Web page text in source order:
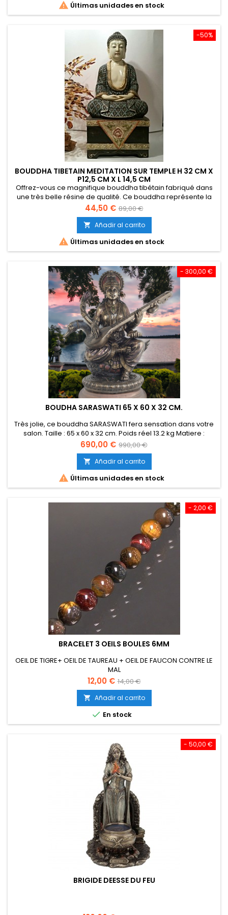
 Últimas unidades en stock
-50%
BOUDDHA TIBETAIN MEDITATION SUR TEMPLE H 32 CM X
P12,5 CM X L 14,5 CM
Offrez-vous ce magnifique bouddha tibétain fabriqué dans
une très belle résine de qualité. Ce bouddha représente la
méditaion.Hauteur : 32 cm Largeur : 14,5 cm Profondeur :12,5
cm La photo représente 1 arbre en ambre qui sert juste de
support photo, il n'est pas vendu avec la statuette.
Precio
44,50 € Precio
base
89,00 €
 Añadir al carrito
 Últimas unidades en stock
- 300,00 €
BOUDHA SARASWATI 65 X 60 X 32 CM.
Très jolie, ce bouddha SARASWATI fera sensation dans votre
salon. Taille : 65 x 60 x 32 cm. Poids réel 13.2 kg Matiere :
Polyresine Frais de port offert pour la France.
Precio
690,00 € Precio
base
990,00 €
 Añadir al carrito
 Últimas unidades en stock
- 2,00 €
BRACELET 3 OEILS BOULES 6MM
OEIL DE TIGRE+ OEIL DE TAUREAU + OEIL DE FAUCON CONTRE LE
MAL
Precio
12,00 € Precio
base
14,00 €
 Añadir al carrito
 En stock
- 50,00 €
BRIGIDE DEESSE DU FEU